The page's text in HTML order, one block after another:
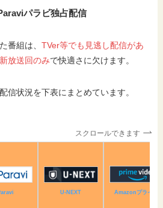
パラビ独占配信
番組は、TVer等でも見逃し配信があ
放送回のみで快適さに欠けます。
信状況を下表にまとめています。
スクロールできます
U-NEXT Amazonプライム